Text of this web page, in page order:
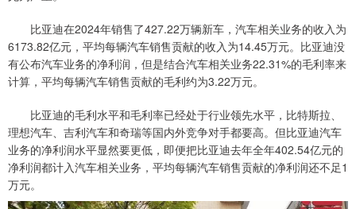
比亚迪在2024年销售了427.22万辆新车，汽车相关业务的收入为
6173.82亿元，平均每辆汽车销售贡献的收入为14.45万元。比亚迪没
有公布汽车业务的净利润，但是结合汽车相关业务22.31%的毛利率来
计算，平均每辆汽车销售贡献的毛利约为3.22万元。
比亚迪的毛利水平和毛利率已经处于行业领先水平，比特斯拉、
理想汽车、吉利汽车和奇瑞等国内外竞争对手都要高。但比亚迪汽车
业务的净利润水平显然要更低，即便把比亚迪去年全年402.54亿元的
净利润都计入汽车相关业务，平均每辆汽车销售贡献的净利润还不足1
万元。